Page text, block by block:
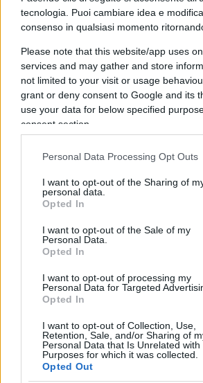
tecnologia. Puoi cambiare idea e
consenso in qualsiasi momento
Please note that this website/app uses
services and may gather and store
not limited to your visit or usage
grant or deny consent to Google and its
use your data for below specified
consent section.
Personal Data Processing Opt Outs
I want to opt-out of the Sharing of
personal data.
Opted In
I want to opt-out of the Sale of my
Personal Data.
Opted In
I want to opt-out of processing my
Personal Data for Targeted
Opted In
I want to opt-out of Collection, Use,
Retention, Sale, and/or Sharing of
Personal Data that Is Unrelated with
Purposes for which it was collected.
Opted Out
L’incontro si svolge presso la
Palazzo San Macuto e
approfondimento su una delle
drammatiche – e dimenticate –
l’obiettivo di riportare al centro
pubblicala memoria del
dei deputatiLorenzo Fontana, il
GiustiziaCarlo Nordio, la
Gribaudo, i deputati
giornalista – e autore della
e l’autore del volume.
L’evento sarà trasmesso in
SEDUTE SATIRICHE